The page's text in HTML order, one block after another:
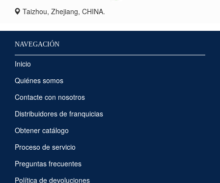
Taizhou, Zhejiang, CHINA.
NAVEGACIÓN
Inicio
Quiénes somos
Contacte con nosotros
Distribuidores de franquicias
Obtener catálogo
Proceso de servicio
Preguntas frecuentes
Política de devoluciones